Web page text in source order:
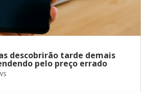
descobrirão tarde demais
pelo preço errado